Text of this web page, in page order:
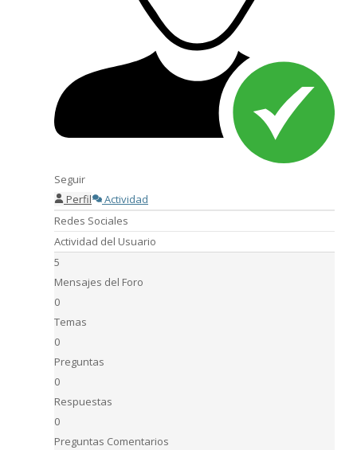
Seguir
Perfil
Actividad
Redes Sociales
Actividad del Usuario
5
Mensajes del Foro
0
Temas
0
Preguntas
0
Respuestas
0
Preguntas Comentarios